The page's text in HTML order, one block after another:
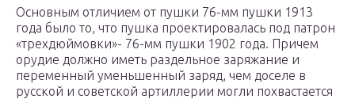
Основным отличием от пушки 76-мм пушки 1913
года было то, что пушка проектировалась под патрон
«трехдюймовки»- 76-мм пушки 1902 года. Причем
орудие должно иметь раздельное заряжание и
переменный уменьшенный заряд, чем доселе в
русской и советской артиллерии могли похвастается